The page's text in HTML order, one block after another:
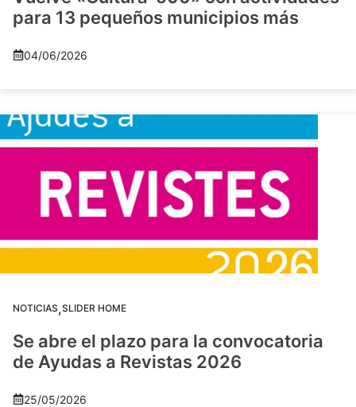
para 13 pequeños municipios más
04/06/2026
NOTICIAS,SLIDER HOME
Se abre el plazo para la convocatoria
de Ayudas a Revistas 2026
25/05/2026